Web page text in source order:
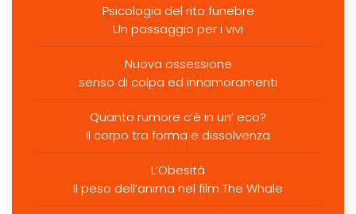
Psicologia del rito funebre
Un passaggio per i vivi
Nuova ossessione
senso di colpa ed innamoramenti
Quanto rumore c’è in un’ eco?
Il corpo tra forma e dissolvenza
L’Obesità
Il peso dell’anima nel film The Whale